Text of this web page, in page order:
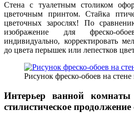
Стена с туалетным столиком
цветочным принтом. Стайка
цветочных зарослях! По
изображение для фреско-
индивидуально, корректировать
до цвета перышек или лепестков
Рисунок фреско-обоев на
Интерьер ванной
стилистическое